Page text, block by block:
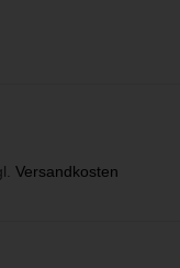
Versandkosten